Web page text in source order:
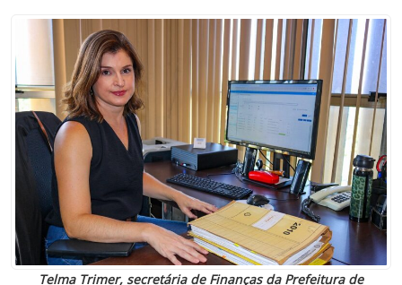
Telma Trimer, secretária de Finanças da Prefeitura de